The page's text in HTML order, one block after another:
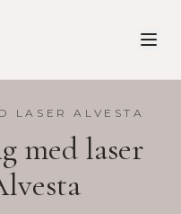
LASER ALVESTA
med laser